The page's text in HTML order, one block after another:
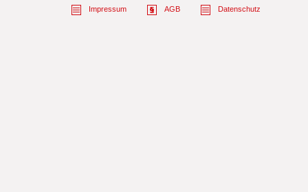
Impressum AGB Datenschutz